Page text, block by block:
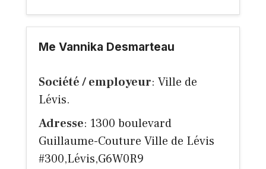
Me Vannika Desmarteau
Société / employeur: Ville de
Lévis.
Adresse: 1300 boulevard
Guillaume-Couture Ville de Lévis
#300,Lévis,G6W0R9